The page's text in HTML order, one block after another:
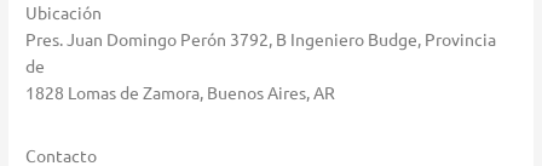
Ubicación
Pres. Juan Domingo Perón 3792, B Ingeniero Budge, Provincia
de
1828 Lomas de Zamora, Buenos Aires, AR
Contacto